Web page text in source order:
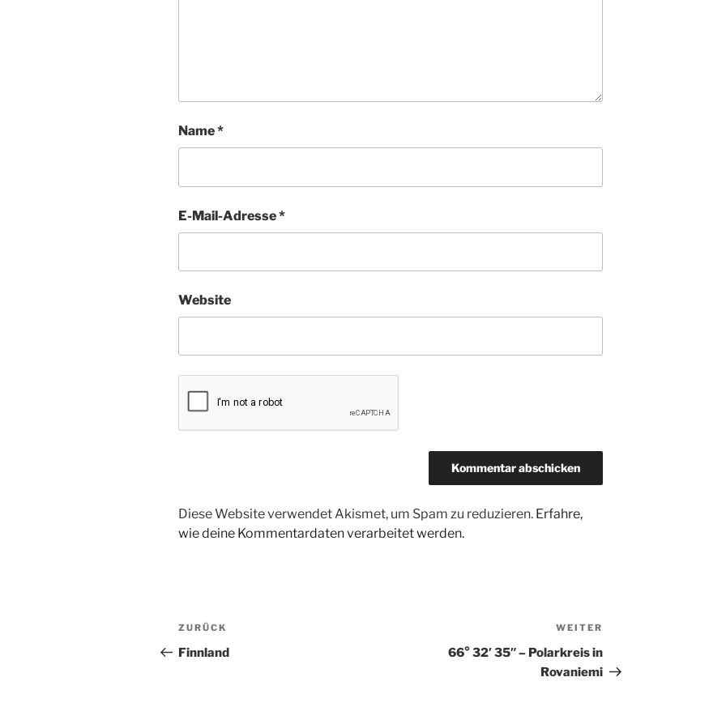
Name*
E-Mail-Adresse*
Website
Diese Website verwendet Akismet, um Spam zu reduzieren. Erfahre,
wie deine Kommentardaten verarbeitet werden.
Beitragsnavigation
Vorheriger
Beitrag
ZURÜCK
Finnland
Beitrag
WEITER
66° 32′ 35″ – Polarkreis in
Rovaniemi